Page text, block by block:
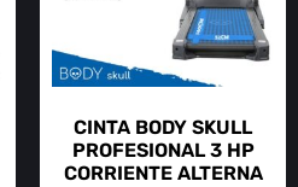
CINTA BODY SKULL
PROFESIONAL 3 HP
CORRIENTE ALTERNA